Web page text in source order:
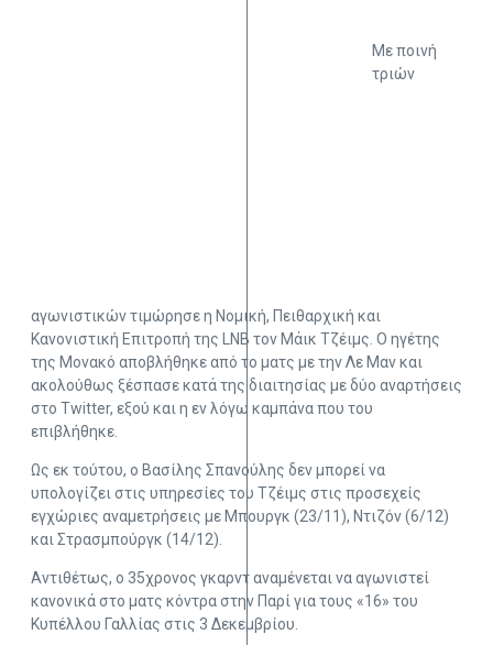
Με ποινή
τριών
αγωνιστικών τιμώρησε η Νομική, Πειθαρχική και
Κανονιστική Επιτροπή της LNB τον Μάικ Τζέιμς. Ο ηγέτης
της Μονακό αποβλήθηκε από το ματς με την Λε Μαν και
ακολούθως ξέσπασε κατά της διαιτησίας με δύο αναρτήσεις
στο Twitter, εξού και η εν λόγω καμπάνα που του
επιβλήθηκε.
Ως εκ τούτου, ο Βασίλης Σπανούλης δεν μπορεί να
υπολογίζει στις υπηρεσίες του Τζέιμς στις προσεχείς
εγχώριες αναμετρήσεις με Μπουργκ (23/11), Ντιζόν (6/12)
και Στρασμπούργκ (14/12).
Αντιθέτως, ο 35χρονος γκαρντ αναμένεται να αγωνιστεί
κανονικά στο ματς κόντρα στην Παρί για τους «16» του
Κυπέλλου Γαλλίας στις 3 Δεκεμβρίου.